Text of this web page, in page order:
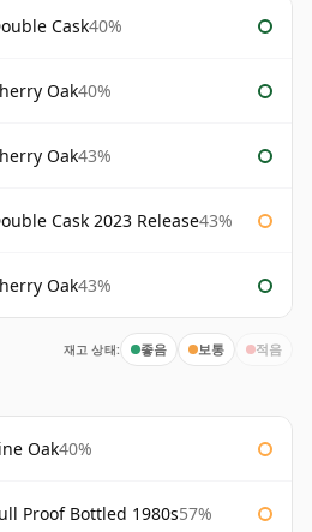
Cask40%
Oak40%
Oak43%
Cask 2023 Release43%
Oak43%
재고 상태: 좋음 보통 적음
Oak40%
Proof Bottled 1980s57%